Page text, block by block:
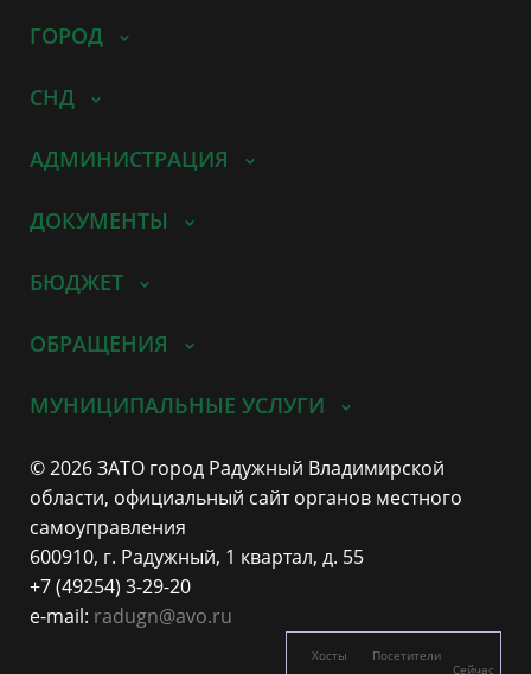
ГОРОД
СНД
АДМИНИСТРАЦИЯ
ДОКУМЕНТЫ
БЮДЖЕТ
ОБРАЩЕНИЯ
МУНИЦИПАЛЬНЫЕ УСЛУГИ
© 2026 ЗАТО город Радужный Владимирской
области, официальный сайт органов местного
самоуправления
600910, г. Радужный, 1 квартал, д. 55
+7 (49254) 3-29-20
e-mail: radugn@avo.ru
Хосты
Посетители
Сейчас